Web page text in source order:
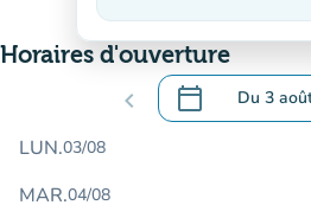
Horaires d'ouverture
chevron_left calendar_today Du 3
.Ouvrir le
LUN.03/08
MAR.04/08